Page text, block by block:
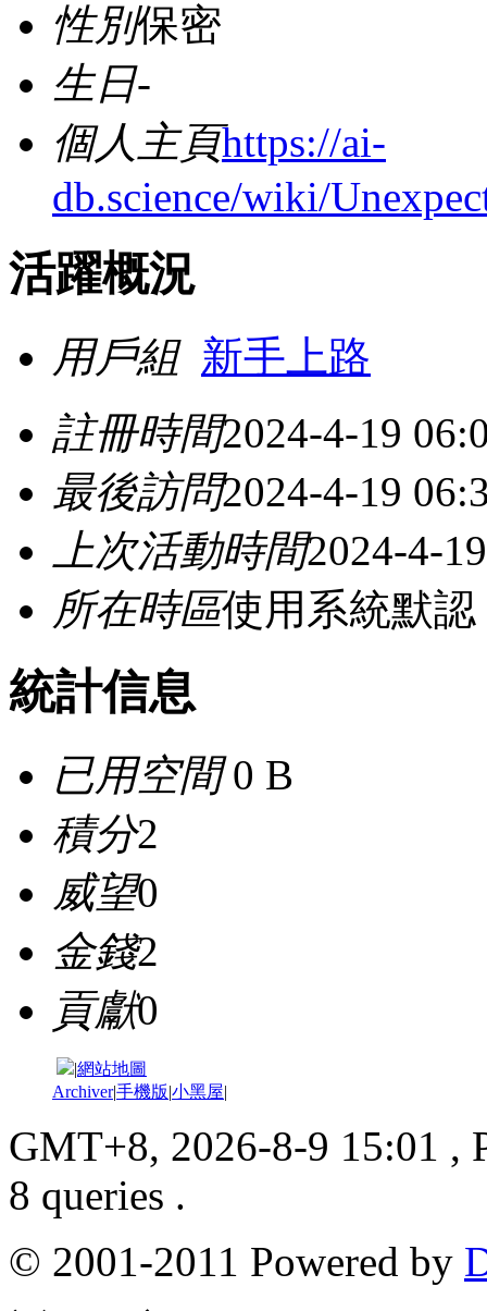
性別保密
生日-
個人主頁https://ai-
db.science/wiki/
活躍概況
用戶組 新手上路
註冊時間2024-4-19
最後訪問2024-4-19
上次活動時間2024-4-
所在時區使用系統默認
統計信息
已用空間0 B
積分2
威望0
金錢2
貢獻0
|網站地圖
Archiver|手機版|小黑屋|
GMT+8, 2026-8-9 15:01 ,
8 queries .
© 2001-2011 Powered by